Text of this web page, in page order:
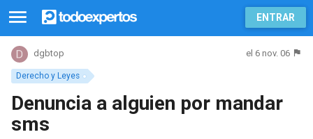
ENTRAR
Derecho y Leyes
dgbtop el 6 nov. 06
Denuncia a alguien por mandar
sms